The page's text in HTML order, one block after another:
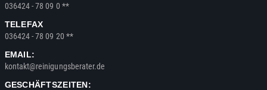
036424 - 78 09 0 **
TELEFAX
036424 - 78 09 20 **
EMAIL:
kontakt@reinigungsberater.de
GESCHÄFTSZEITEN: